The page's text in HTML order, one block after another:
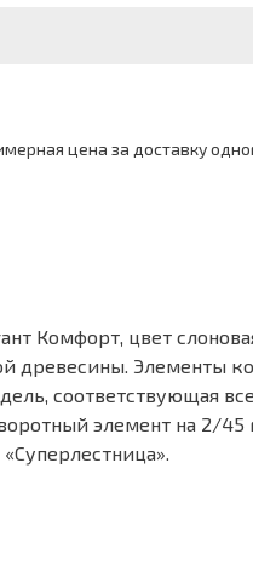
цена за доставку
Комфорт, цвет
древесины. Элементы
соответствующая
элемент на 2/45